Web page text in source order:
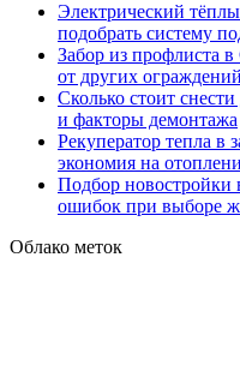
Электрический
подобрать систему
Забор из профлиста
от других ограждений
Сколько стоит
и факторы демонтажа
Рекуператор тепла в
экономия на
Подбор новостройки
ошибок при выборе
Облако меток